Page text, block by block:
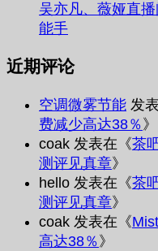
吴亦凡、薇娅直
能手
近期评论
空调微雾节能 发
费减少高达38％ 》
coak 发表在《茶
测评见真章》
hello 发表在《茶
测评见真章》
coak 发表在《
高达38％ 》